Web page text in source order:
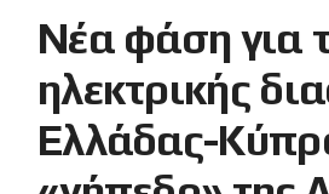
Νέα φάση για
ηλεκτρικής
Ελλάδας-